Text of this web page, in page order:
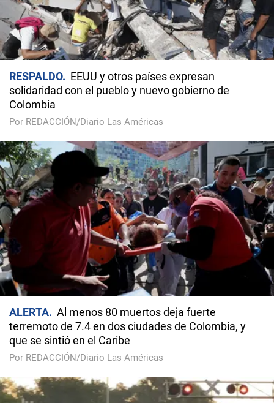
RESPALDO
EEUU y otros países expresan
solidaridad con el pueblo y nuevo gobierno de
Colombia
Por REDACCIÓN/Diario Las Américas
ALERTA
Al menos 80 muertos deja fuerte
terremoto de 7.4 en dos ciudades de Colombia, y
que se sintió en el Caribe
Por REDACCIÓN/Diario Las Américas